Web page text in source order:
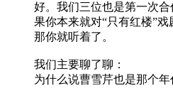
好。我们三位也是第一次
果你本来就对“只有红楼”戏
那你就听着了。
我们主要聊了聊：
为什么说曹雪芹也是那个年